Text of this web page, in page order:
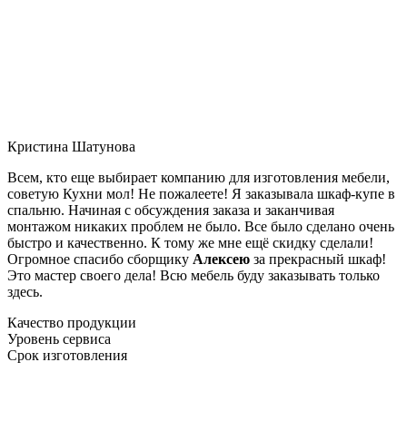
Кристина Шатунова
Всем, кто еще выбирает компанию для изготовления мебели,
советую Кухни мол! Не пожалеете! Я заказывала шкаф-купе в
спальню. Начиная с обсуждения заказа и заканчивая
монтажом никаких проблем не было. Все было сделано очень
быстро и качественно. К тому же мне ещё скидку сделали!
Огромное спасибо сборщику Алексею за прекрасный шкаф!
Это мастер своего дела! Всю мебель буду заказывать только
здесь.
Качество продукции
Уровень сервиса
Срок изготовления